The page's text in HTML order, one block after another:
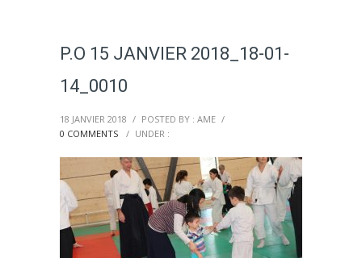
P.O 15 JANVIER 2018_18-01-
14_0010
18 JANVIER 2018 / POSTED BY : AME /
0 COMMENTS
/ UNDER :